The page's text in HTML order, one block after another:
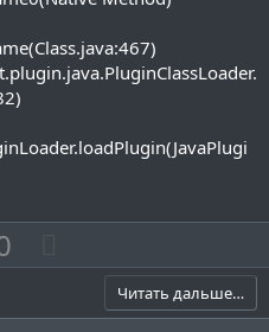
е
Читать дальше…